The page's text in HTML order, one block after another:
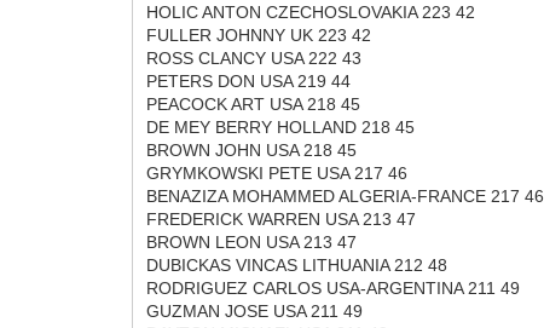
HOLIC ANTON CZECHOSLOVAKIA 223 42
FULLER JOHNNY UK 223 42
ROSS CLANCY USA 222 43
PETERS DON USA 219 44
PEACOCK ART USA 218 45
DE MEY BERRY HOLLAND 218 45
BROWN JOHN USA 218 45
GRYMKOWSKI PETE USA 217 46
BENAZIZA MOHAMMED ALGERIA-FRANCE 217 46
FREDERICK WARREN USA 213 47
BROWN LEON USA 213 47
DUBICKAS VINCAS LITHUANIA 212 48
RODRIGUEZ CARLOS USA-ARGENTINA 211 49
GUZMAN JOSE USA 211 49